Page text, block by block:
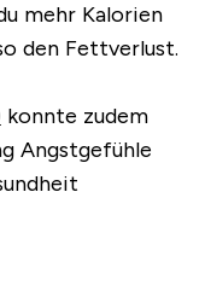
mehr Kalorien
den Fettverlust.
konnte zudem
Angstgefühle